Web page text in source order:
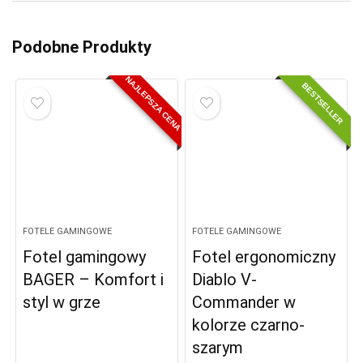
Podobne Produkty
NAJLEPSZA CENA
FOTELE GAMINGOWE
Fotel gamingowy
BAGER – Komfort i
styl w grze
BESTSELLER
FOTELE GAMINGOWE
Fotel ergonomiczny
Diablo V-
Commander w
kolorze czarno-
szarym